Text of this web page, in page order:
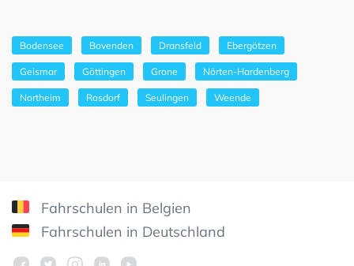
Bodensee Bovenden Dransfeld Ebergötzen
Geismar Göttingen Grone Nörten-Hardenberg
Northeim Rosdorf Seulingen Weende
Fahrschulen in Belgien
Fahrschulen in Deutschland